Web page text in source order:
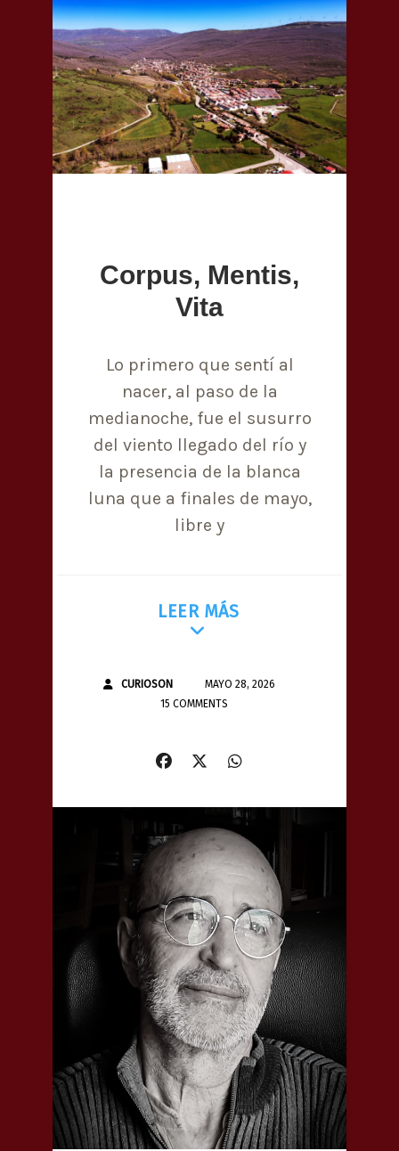
Corpus, Mentis,
Vita
Lo primero que sentí al
nacer, al paso de la
medianoche, fue el susurro
del viento llegado del río y
la presencia de la blanca
luna que a finales de mayo,
libre y
LEER MÁS
CURIOSON
MAYO 28, 2026
15 COMMENTS